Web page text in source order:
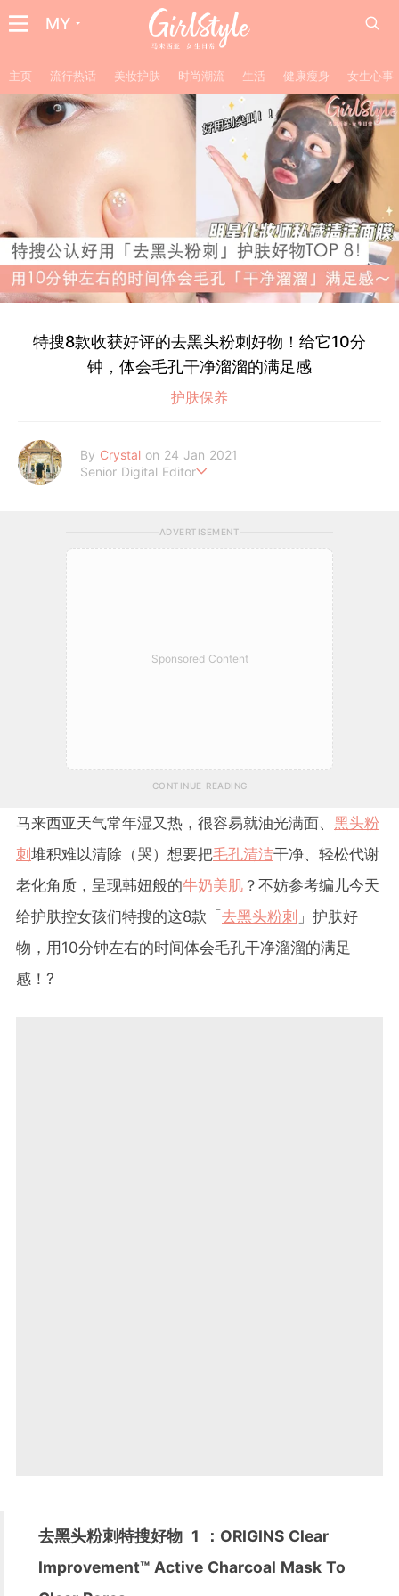
MY
主页 流行热话 美妆护肤 时尚潮流 生活 健康瘦身 女生心事
特搜8款收获好评的去黑头粉刺好物！给它10分
钟，体会毛孔干净溜溜的满足感
护肤保养
By Crystal on 24 Jan 2021
Senior Digital Editor
ADVERTISEMENT
Sponsored Content
CONTINUE READING
马来西亚天气常年湿又热，很容易就油光满面、 黑头粉
刺堆积难以清除（哭）想要把毛孔清洁干净、轻松代谢
老化角质，呈现韩妞般的牛奶美肌 ？不妨参考编儿今天
给护肤控女孩们特搜的这8款「去黑头粉刺 」护肤好
物，用10分钟左右的时间体会毛孔干净溜溜的满足
感！?
去黑头粉刺特搜好物 1
：ORIGINS Clear
Improvement™ Active Charcoal Mask To